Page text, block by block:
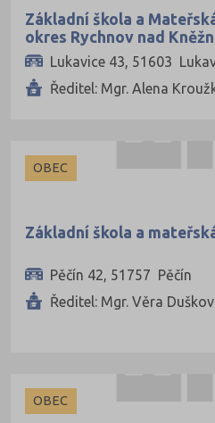
Základní škola a
okres Rychnov nad
Lukavice 43, 51603
Ředitel: Mgr. Alena
OBEC
Základní škola a
Pěčín 42, 51757 Pěčín
Ředitel: Mgr. Věra
OBEC